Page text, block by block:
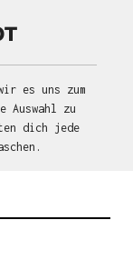
es uns zum
zu
dich jede